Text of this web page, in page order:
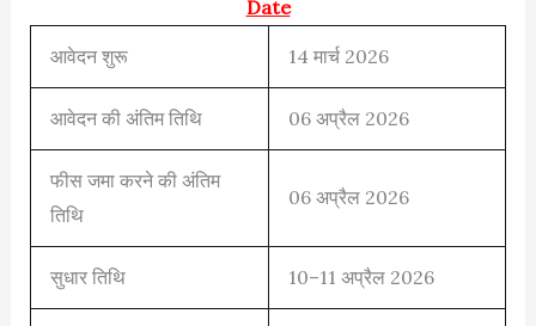
Date
आवेदन शुरू 14 मार्च 2026
आवेदन की अंतिम तिथि 06 अप्रैल 2026
फीस जमा करने की अंतिम
तिथि
06 अप्रैल 2026
सुधार तिथि 10–11 अप्रैल 2026